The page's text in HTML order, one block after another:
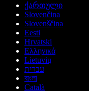
ქართული
Slovenčina
Slovenščina
Eesti
Hrvatski
Ελληνικά
Lietuvių
עברית
বাংলা
Català